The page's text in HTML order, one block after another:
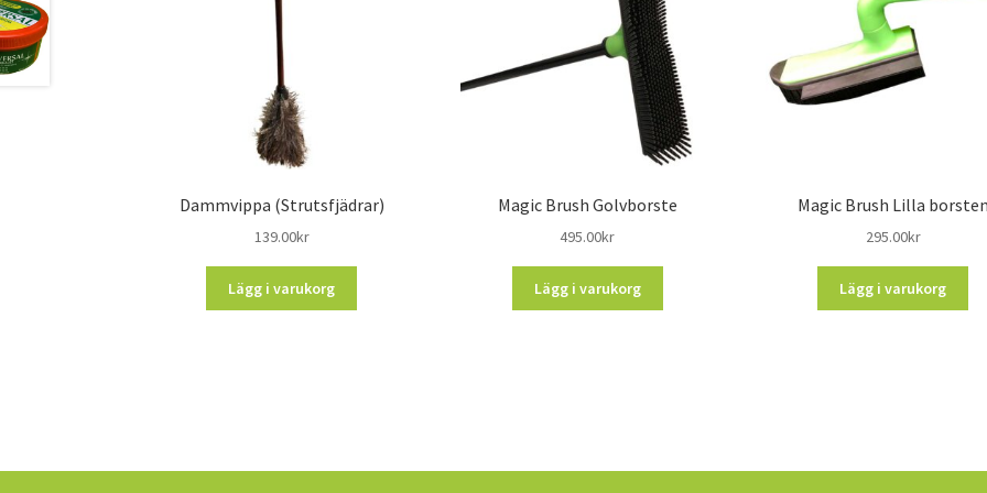
Dammvippa (Strutsfjädrar)
139.00kr
Lägg i varukorg
Magic Brush Golvborste
495.00kr
Lägg i varukorg
Magic Brush Lilla
295.00kr
Lägg i varukorg